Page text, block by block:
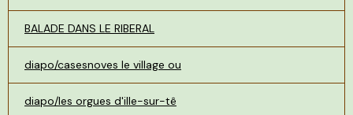
BALADE DANS LE RIBERAL
diapo/casesnoves le village ou
diapo/les orgues d'ille-sur-tê